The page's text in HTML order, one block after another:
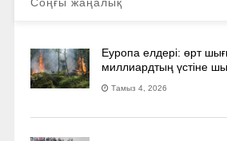
Еуропа елдері: өрт
миллиардтың үстіне
Тамыз 4, 2026